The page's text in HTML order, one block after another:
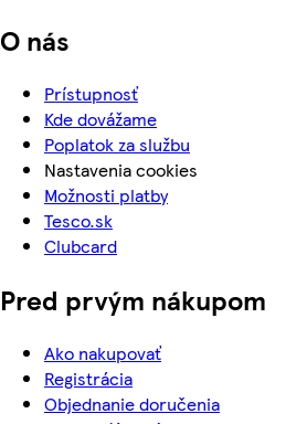
O nás
Prístupnosť
Kde dovážame
Poplatok za službu
Nastavenia cookies
Možnosti platby
Tesco.sk
Clubcard
Pred prvým nákupom
Ako nakupovať
Registrácia
Objednanie doručenia